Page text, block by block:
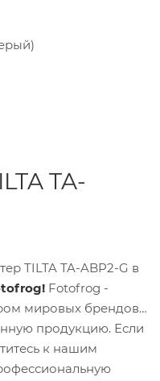
TA-
TILTA TA-ABP2-G в
Fotofrog -
мировых брендов
продукцию. Если
к нашим